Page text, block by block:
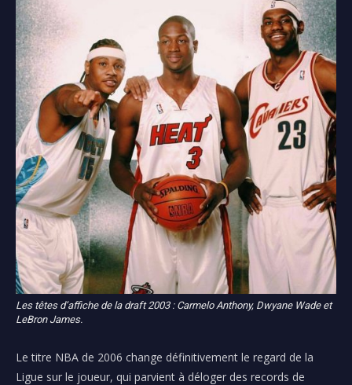
Les têtes d’affiche de la draft 2003 : Carmelo Anthony, Dwyane Wade et
LeBron James.
Le titre NBA de 2006 change définitivement le regard de la
Ligue sur le joueur, qui parvient à déloger des records de